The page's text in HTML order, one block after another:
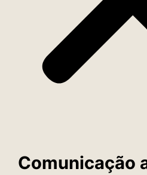
Comunicação